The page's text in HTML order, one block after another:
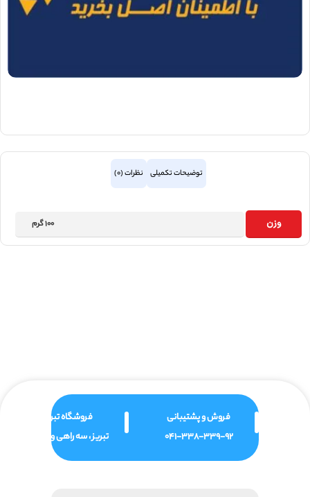
توضیحات تکمیلی نظرات (0)
وزن 100 گرم
فروش و پشتیبانی
041-338-339-92
فروشگاه تبریز
تبریز ، سه راهی ولیعصر